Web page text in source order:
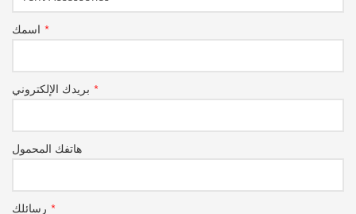
اسمك *
بريدك الإلكتروني *
هاتفك المحمول
رسائلك *